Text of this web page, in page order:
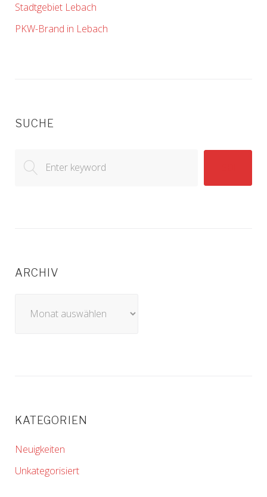
Stadtgebiet Lebach
PKW-Brand in Lebach
SUCHE
for:
ARCHIV
KATEGORIEN
Neuigkeiten
Unkategorisiert